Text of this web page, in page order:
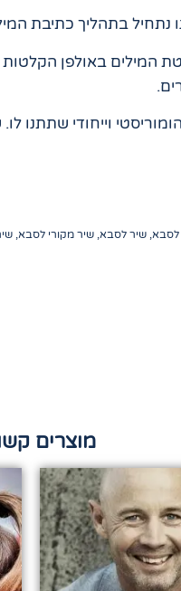
בתהליך כתיבת
המילים באולפן
וייחודי שתתנו
לסבא שיר לסבא שיר מקורי לסבא
מוצרים